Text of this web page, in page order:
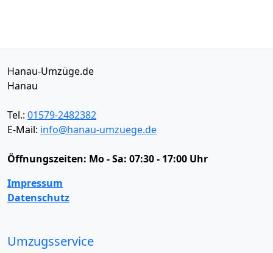
Hanau-Umzüge.de
Hanau
Tel.: 01579-2482382
E-Mail: info@hanau-umzuege.de
Öffnungszeiten: Mo - Sa: 07:30 - 17:00 Uhr
Impressum
Datenschutz
Umzugsservice